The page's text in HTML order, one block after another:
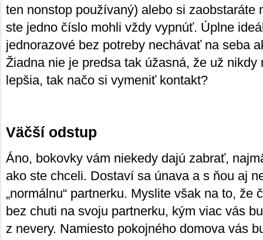
ten nonstop používaný) alebo si zaobstaráte
ste jedno číslo mohli vždy vypnúť. Úplne
jednorazové bez potreby nechávať na seba
Žiadna nie je predsa tak úžasná, že už
lepšia, tak načo si vymeniť kontakt?
Väčší odstup
Áno, bokovky vám niekedy dajú zabrať,
ako ste chceli. Dostaví sa únava a s ňou aj
„normálnu“ partnerku. Myslite však na to, že
bez chuti na svoju partnerku, kým viac vás
z nevery. Namiesto pokojného domova vás